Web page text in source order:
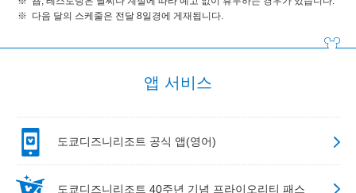
다음 달의 스케줄은 전달 8일경에 게재됩니다.
앱 서비스
도쿄디즈니리조트 공식 앱(영어)
도쿄디즈니리조트 40주년 기념 프라이오리티 패스